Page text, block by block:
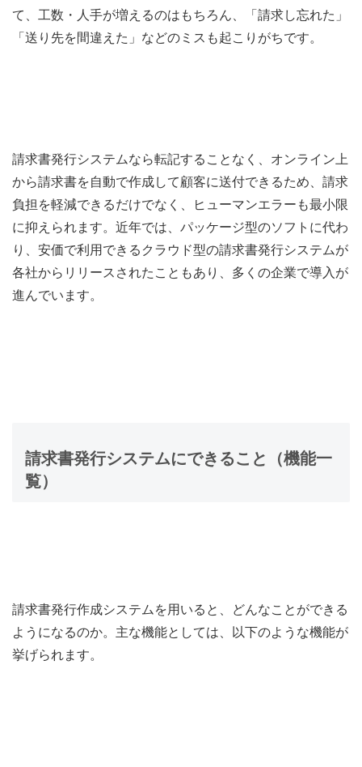
て、工数・人手が増えるのはもちろん、「請求し忘れた」
「送り先を間違えた」などのミスも起こりがちです。
請求書発行システムなら転記することなく、オンライン上
から請求書を自動で作成して顧客に送付できるため、請求
負担を軽減できるだけでなく、ヒューマンエラーも最小限
に抑えられます。近年では、パッケージ型のソフトに代わ
り、安価で利用できるクラウド型の請求書発行システムが
各社からリリースされたこともあり、多くの企業で導入が
進んでいます。
請求書発行システムにできること（機能一
覧）
請求書発行作成システムを用いると、どんなことができる
ようになるのか。主な機能としては、以下のような機能が
挙げられます。